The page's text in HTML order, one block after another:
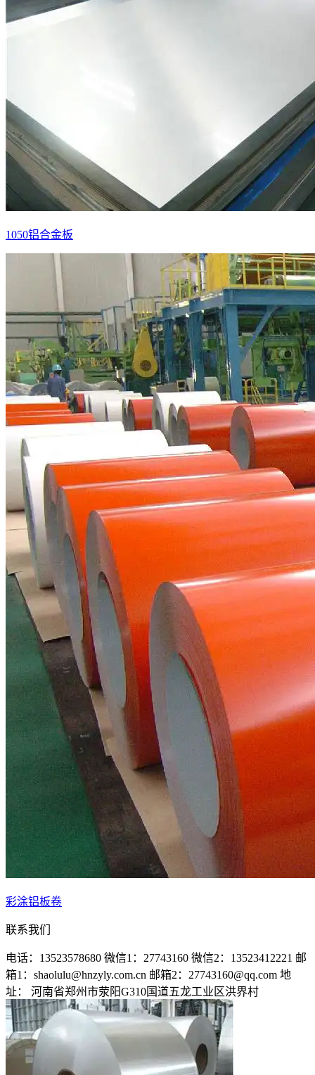
1050铝合金板
彩涂铝板卷
联系我们
电话：13523578680 微信1：27743160 微信2：13523412221 邮
箱1：shaolulu@hnzyly.com.cn 邮箱2：27743160@qq.com 地
址： 河南省郑州市荥阳G310国道五龙工业区洪界村